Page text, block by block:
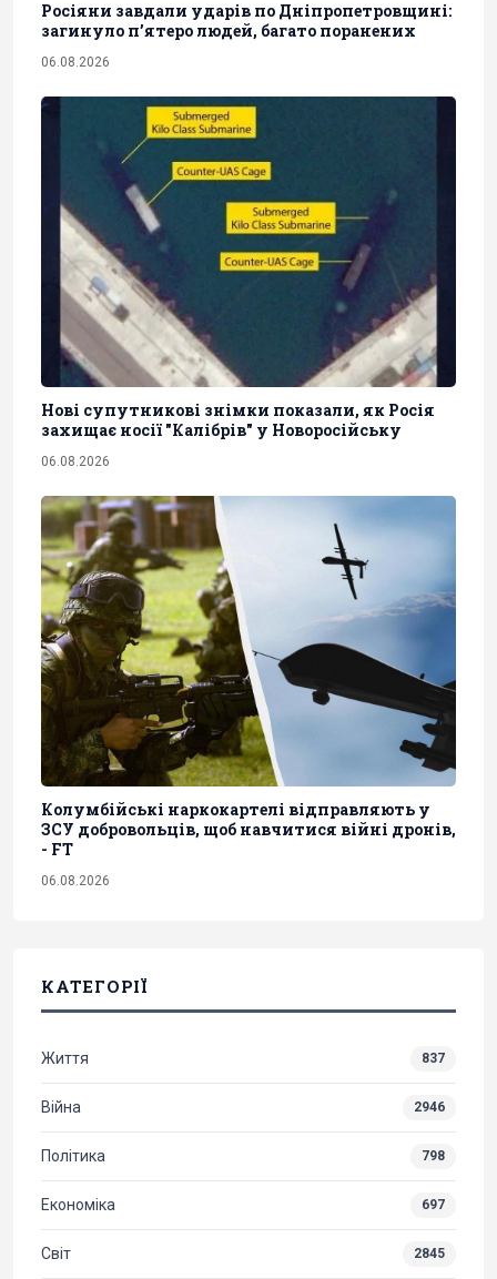
Росіяни завдали ударів по Дніпропетровщині:
загинуло пʼятеро людей, багато поранених
06.08.2026
Нові супутникові знімки показали, як Росія
захищає носії "Калібрів" у Новоросійську
06.08.2026
Колумбійські наркокартелі відправляють у
ЗСУ добровольців, щоб навчитися війні дронів,
- FT
06.08.2026
КАТЕГОРІЇ
Життя 837
Війна 2946
Політика 798
Економіка 697
Світ 2845